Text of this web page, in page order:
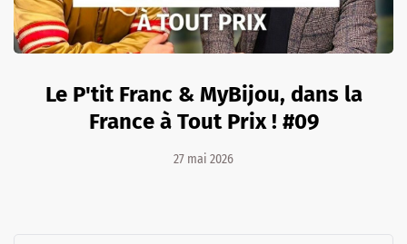
Le P'tit Franc & MyBijou, dans la
France à Tout Prix ! #09
27 mai 2026